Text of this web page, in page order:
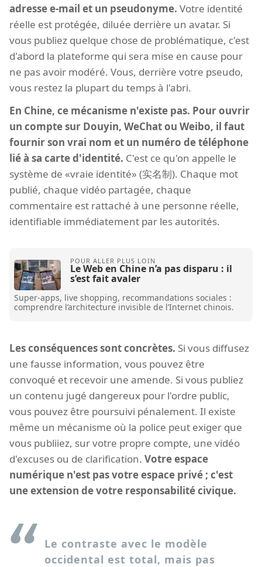
adresse e-mail et un pseudonyme. Votre identité
réelle est protégée, diluée derrière un avatar. Si
vous publiez quelque chose de problématique, c'est
d'abord la plateforme qui sera mise en cause pour
ne pas avoir modéré. Vous, derrière votre pseudo,
vous restez la plupart du temps à l'abri.
En Chine, ce mécanisme n'existe pas. Pour ouvrir
un compte sur Douyin, WeChat ou Weibo, il faut
fournir son vrai nom et un numéro de téléphone
lié à sa carte d'identité. C'est ce qu'on appelle le
système de «vraie identité» (实名制). Chaque mot
publié, chaque vidéo partagée, chaque
commentaire est rattaché à une personne réelle,
identifiable immédiatement par les autorités.
Le Web en Chine n’a pas disparu : il
s’est fait avaler
Super-apps, live shopping, recommandations sociales :
comprendre l’architecture invisible de l’Internet chinois.
Les conséquences sont concrètes. Si vous diffusez
une fausse information, vous pouvez être
convoqué et recevoir une amende. Si vous publiez
un contenu jugé dangereux pour l'ordre public,
vous pouvez être poursuivi pénalement. Il existe
même un mécanisme où la police peut exiger que
vous publiiez, sur votre propre compte, une vidéo
d'excuses ou de clarification. Votre espace
numérique n'est pas votre espace privé ; c'est
une extension de votre responsabilité civique.
Le contraste avec le modèle
occidental est total, mais pas